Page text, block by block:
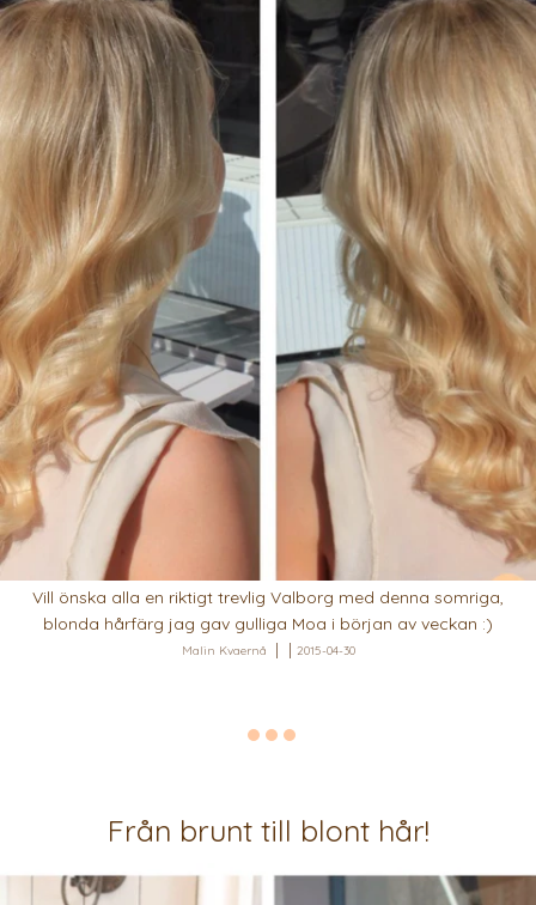
Vill önska alla en riktigt trevlig Valborg med denna somriga,
blonda hårfärg jag gav gulliga Moa i början av veckan :)
Malin Kvaernå 2015-04-30
Från brunt till blont hår!